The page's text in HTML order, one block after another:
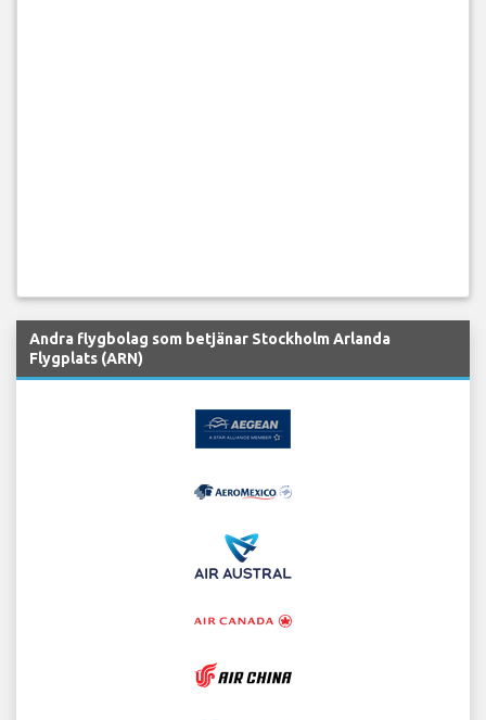
Andra flygbolag som betjänar Stockholm Arlanda
Flygplats (ARN)